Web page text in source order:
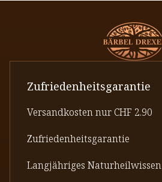
Zufriedenheitsgarantie
Versandkosten nur CHF 2.90
Zufriedenheitsgarantie
Langjähriges Naturheilwissen